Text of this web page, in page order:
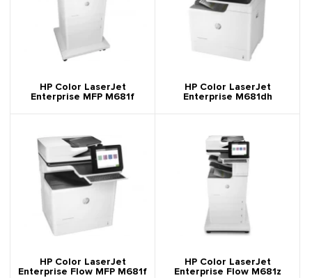
HP Color LaserJet
Enterprise MFP M681f
HP Color LaserJet
Enterprise M681dh
HP Color LaserJet
Enterprise Flow MFP M681f
HP Color LaserJet
Enterprise Flow M681z